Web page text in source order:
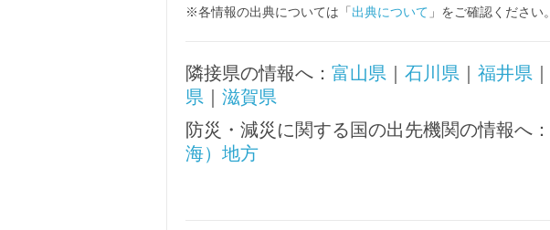
※各情報の出典については「出典について 」をご確認ください。
隣接県の情報へ： 富山県 ｜ 石川県 ｜ 福井県 ｜
県 ｜ 滋賀県
防災・減災に関する国の出先機関の情報へ：
海）地方